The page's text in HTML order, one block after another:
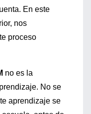
En este
nos
proceso
no es la
No se
aprendizaje se